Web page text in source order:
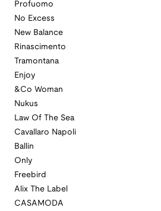
Profuomo
No Excess
New Balance
Rinascimento
Tramontana
Enjoy
&Co Woman
Nukus
Law Of The Sea
Cavallaro Napoli
Ballin
Only
Freebird
Alix The Label
CASAMODA